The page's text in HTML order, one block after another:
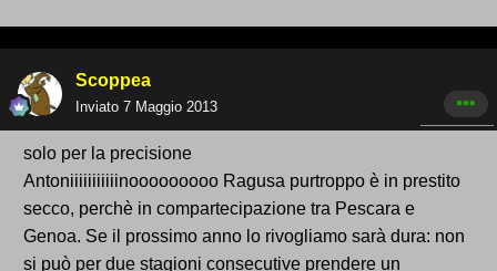
Scoppea
Inviato 7 Maggio 2013
solo per la precisione
Antoniiiiiiiiiiinooooooooo Ragusa purtroppo è in prestito
secco, perchè in compartecipazione tra Pescara e
Genoa. Se il prossimo anno lo rivogliamo sarà dura: non
si può per due stagioni consecutive prendere un